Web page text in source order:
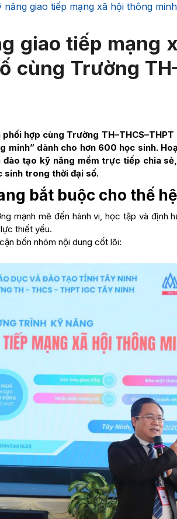
năng giao tiếp mạng xã hội thông
giao tiếp mạng
cùng Trường
hợp cùng Trường
minh” dành cho hơn 600 học sinh.
đào tạo kỹ năng mềm trực tiếp chia
sinh trong thời đại số.
bắt buộc cho thế
mạnh mẽ đến hành vi, học tập và định
thiết yếu.
bốn nhóm nội dung cốt lõi: